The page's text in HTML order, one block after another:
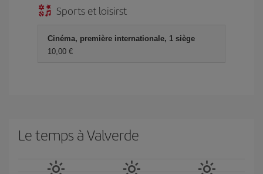
Sports et loisirst
Cinéma, première internationale, 1 siège
10,00 €
Le temps à Valverde